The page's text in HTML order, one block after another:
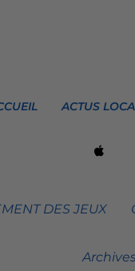
ACTUS
DES JEUX